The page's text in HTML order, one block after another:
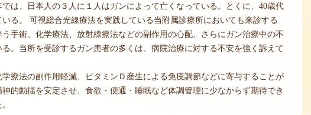
は、日本人の３人に１人はガンによって亡くなっている。とくに、40歳代
る。 可視総合光線療法を実践している当附属診療所においても来診する
手術、化学療法、放射線療法などの副作用の心配、さらにガン治療中の不
。当所を受診するガン患者の多くは、病院治療に対する不安を強く訴えて
療法の副作用軽減、ビタミンＤ産生による免疫調節などに寄与することが
的動揺を安定させ、食欲・便通・睡眠など体調管理に少なからず期待でき